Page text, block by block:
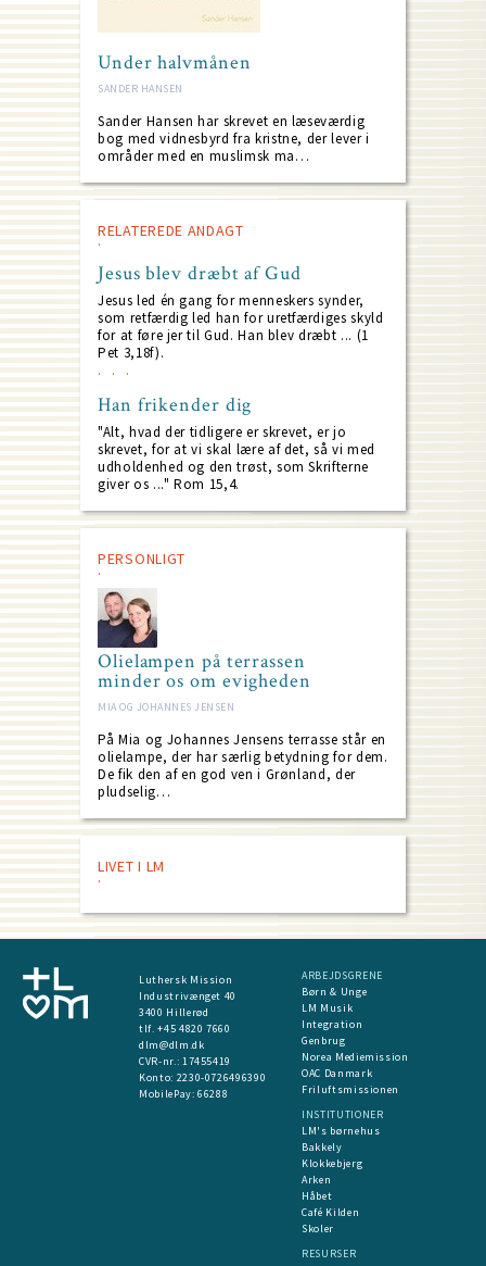
Under halvmånen
SANDER HANSEN
Sander Hansen har skrevet en læseværdig
bog med vidnesbyrd fra kristne, der lever i
områder med en muslimsk ma…
RELATEREDE ANDAGT
Jesus blev dræbt af Gud
Jesus led én gang for menneskers synder,
som retfærdig led han for uretfærdiges skyld
for at føre jer til Gud. Han blev dræbt ... (1
Pet 3,18f).
Han frikender dig
"Alt, hvad der tidligere er skrevet, er jo
skrevet, for at vi skal lære af det, så vi med
udholdenhed og den trøst, som Skrifterne
giver os ..." Rom 15,4.
PERSONLIGT
Olielampen på terrassen
minder os om evigheden
MIA OG JOHANNES JENSEN
På Mia og Johannes Jensens terrasse står en
olielampe, der har særlig betydning for dem.
De fik den af en god ven i Grønland, der
pludselig…
LIVET I LM
Luthersk Mission
Industrivænget 40
3400 Hillerød
tlf. +45 4820 7660
dlm@dlm.dk
CVR-nr.: 17455419
​Konto: 2230-0726496390
MobilePay:66288
ARBEJDSGRENE
Børn & Unge
LM Musik
Integration
Genbrug
Norea Mediemission
OAC Danmark
Friluftsmissionen
INSTITUTIONER
LM's børnehus
Bakkely
Klokkebjerg
Arken
Håbet
Café Kilden
Skoler
RESURSER